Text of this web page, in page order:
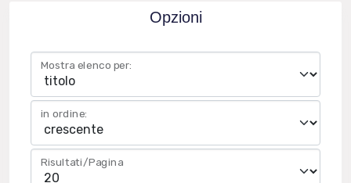
Opzioni
Mostra elenco per:
in ordine:
Risultati/Pagina